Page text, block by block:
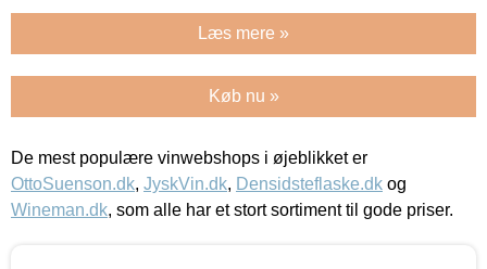
Læs mere »
Køb nu »
De mest populære vinwebshops i øjeblikket er
OttoSuenson.dk, JyskVin.dk, Densidsteflaske.dk og
Wineman.dk, som alle har et stort sortiment til gode priser.